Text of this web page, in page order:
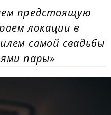
предстоящую
локации в
самой свадьбы
пары»